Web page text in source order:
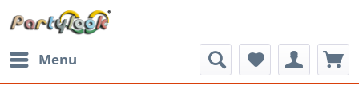
Menu